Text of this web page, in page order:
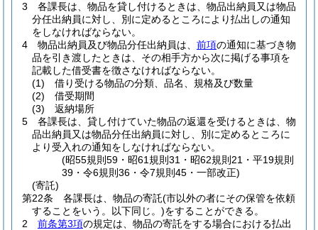
3
各課長は、物品を貸し付けるときは、物品出納員又は物品
分任出納員に対し、別に定めるところにより払出しの通知
をしなければならない。
4
物品出納員及び物品分任出納員は、 前項の通知に基づき物
品を引き渡したときは、その相手方から次に掲げる事項を
記載した借受書を徴さなければならない。
(1)
借り受ける物品の分類、品名、規格及び数量
(2)
借受期間
(3)
返納場所
5
各課長は、貸し付けていた物品の返還を受けるときは、物
品出納員又は物品分任出納員に対し、別に定めるところに
より受入れの通知をしなければならない。
(昭55規則59・昭61規則31・昭62規則21・平19規則
39・令6規則36・令7規則45・一部改正)
(寄託)
第22条
各課長は、物品の寄託(市以外の者にその保管を依頼
することをいう。以下同じ。)をすることができる。
2
前条第3項の規定は、物品の寄託をする場合における払出